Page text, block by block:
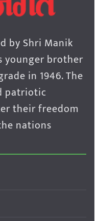
by Shri Manik
younger brother
in 1946. The
patriotic
their freedom
nations